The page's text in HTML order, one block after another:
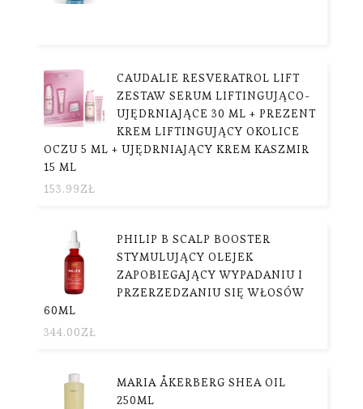
CAUDALIE RESVERATROL LIFT
ZESTAW SERUM LIFTINGUJĄCO-
UJĘDRNIAJĄCE 30 ML + PREZENT
KREM LIFTINGUJĄCY OKOLICE
OCZU 5 ML + UJĘDRNIAJĄCY KREM KASZMIR
15 ML
153.99ZŁ
PHILIP B SCALP BOOSTER
STYMULUJĄCY OLEJEK
ZAPOBIEGAJĄCY WYPADANIU I
PRZERZEDZANIU SIĘ WŁOSÓW
60ML
344.00ZŁ
MARIA ÅKERBERG SHEA OIL
250ML